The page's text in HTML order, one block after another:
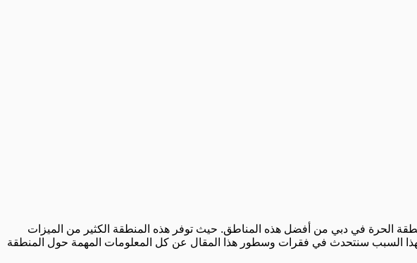
الحرة في دبي من أفضل هذه المناطق. حيث توفر هذه المنطقة الكثير من الميزات
ولهذا السبب سنتحدث في فقرات وسطور هذا المقال عن كل المعلومات المهمة حول المنطقة